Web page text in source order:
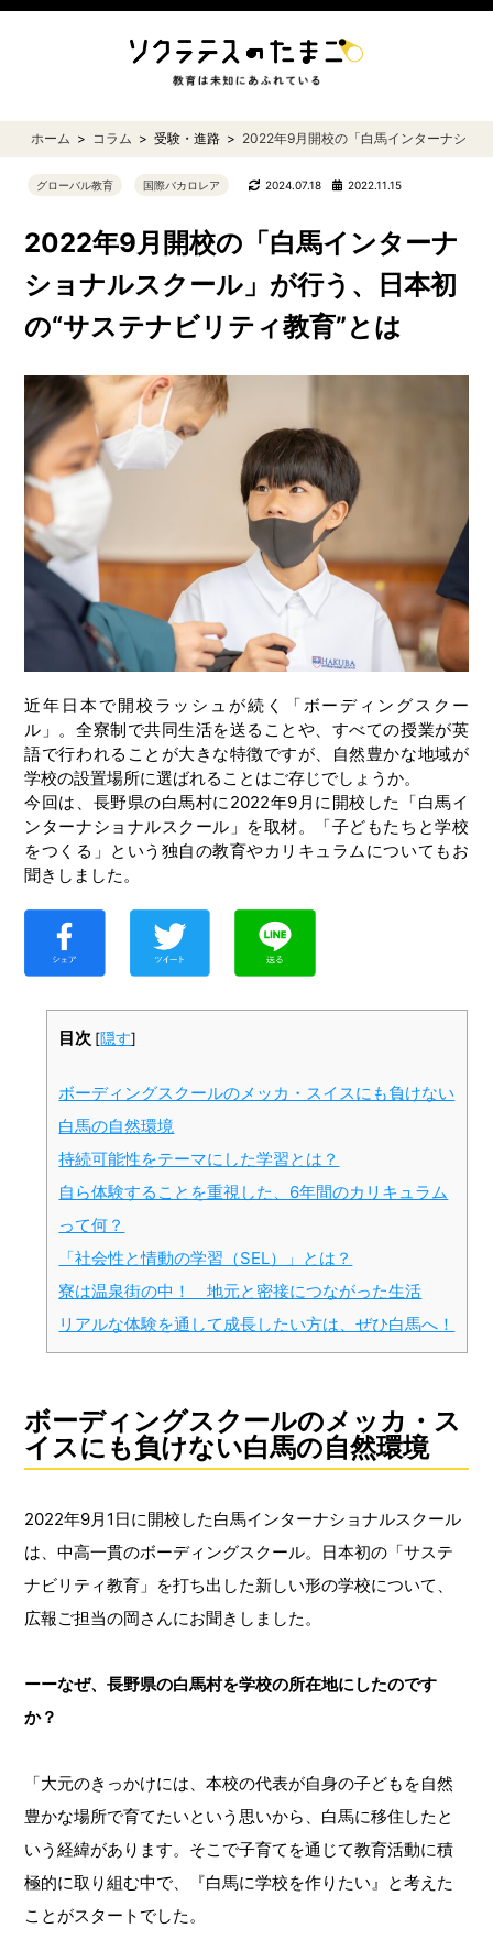
ホーム コラム 受験・進路 2022年9月開校の「白馬インターナショ
グローバル教育 国際バカロレア 2024.07.18 2022.11.15
2022年9月開校の「白馬インターナ
ショナルスクール」が行う、日本初
の“サステナビリティ教育”とは
近年日本で開校ラッシュが続く「ボーディングスクー
ル」。全寮制で共同生活を送ることや、すべての授業が英
語で行われることが大きな特徴ですが、自然豊かな地域が
学校の設置場所に選ばれることはご存じでしょうか。
今回は、長野県の白馬村に2022年9月に開校した「白馬イ
ンターナショナルスクール」を取材。「子どもたちと学校
をつくる」という独自の教育やカリキュラムについてもお
聞きしました。
目次 [隠す]
ボーディングスクールのメッカ・スイスにも負けない
白馬の自然環境
持続可能性をテーマにした学習とは？
自ら体験することを重視した、6年間のカリキュラム
って何？
「社会性と情動の学習（SEL）」とは？
寮は温泉街の中！ 地元と密接につながった生活
リアルな体験を通して成長したい方は、ぜひ白馬へ！
ボーディングスクールのメッカ・ス
イスにも負けない白馬の自然環境
2022年9月1日に開校した白馬インターナショナルスクール
は、中高一貫のボーディングスクール。日本初の「サステ
ナビリティ教育」を打ち出した新しい形の学校について、
広報ご担当の岡さんにお聞きしました。
ーーなぜ、長野県の白馬村を学校の所在地にしたのです
か？
「大元のきっかけには、本校の代表が自身の子どもを自然
豊かな場所で育てたいという思いから、白馬に移住したと
いう経緯があります。そこで子育てを通じて教育活動に積
極的に取り組む中で、『白馬に学校を作りたい』と考えた
ことがスタートでした。